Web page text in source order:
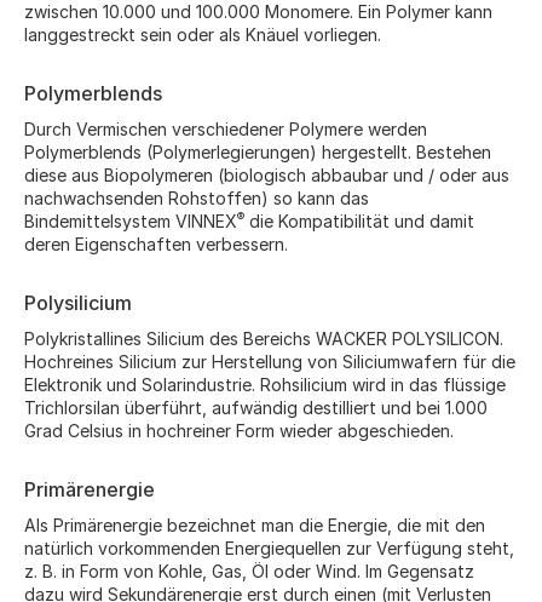
zwischen 10.000 und 100.000 Monomere. Ein Polymer kann
langgestreckt sein oder als Knäuel vorliegen.
Polymerblends
Durch Vermischen verschiedener Polymere werden
Polymerblends (Polymerlegierungen) hergestellt. Bestehen
diese aus Biopolymeren (biologisch abbaubar und / oder aus
nachwachsenden Rohstoffen) so kann das
Bindemittelsystem VINNEX® die Kompatibilität und damit
deren Eigenschaften verbessern.
Polysilicium
Polykristallines Silicium des Bereichs WACKER POLYSILICON.
Hochreines Silicium zur Herstellung von Siliciumwafern für die
Elektronik und Solarindustrie. Rohsilicium wird in das flüssige
Trichlorsilan überführt, aufwändig destilliert und bei 1.000
Grad Celsius in hochreiner Form wieder abgeschieden.
Primärenergie
Als Primärenergie bezeichnet man die Energie, die mit den
natürlich vorkommenden Energiequellen zur Verfügung steht,
z. B. in Form von Kohle, Gas, Öl oder Wind. Im Gegensatz
dazu wird Sekundärenergie erst durch einen (mit Verlusten